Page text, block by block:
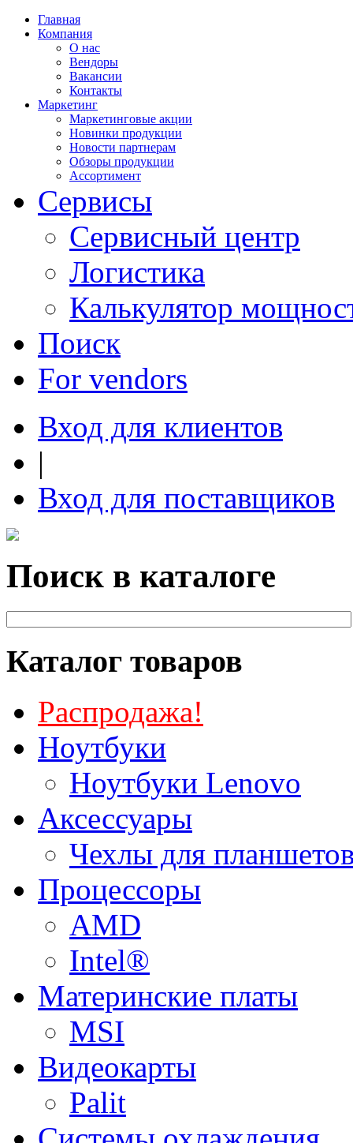
Главная
Компания
О нас
Вендоры
Вакансии
Контакты
Маркетинг
Маркетинговые акции
Новинки продукции
Новости партнерам
Обзоры продукции
Ассортимент
Сервисы
Сервисный центр
Логистика
Калькулятор
Поиск
For vendors
Вход для клиентов
|
Вход для поставщиков
Поиск в каталоге
Каталог товаров
Распродажа!
Ноутбуки
Ноутбуки Lenovo
Аксессуары
Чехлы для
Процессоры
AMD
Intel®
Материнские платы
MSI
Видеокарты
Palit